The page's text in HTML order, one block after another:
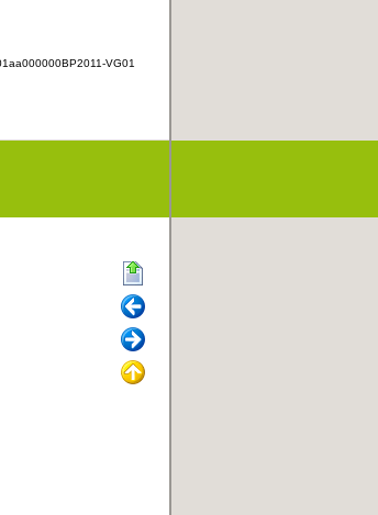
VG01